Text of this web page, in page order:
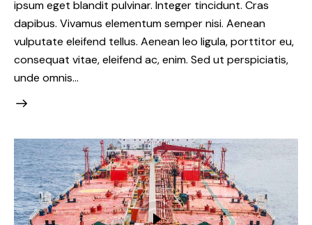
ipsum eget blandit pulvinar. Integer tincidunt. Cras
dapibus. Vivamus elementum semper nisi. Aenean
vulputate eleifend tellus. Aenean leo ligula, porttitor eu,
consequat vitae, eleifend ac, enim. Sed ut perspiciatis,
unde omnis…